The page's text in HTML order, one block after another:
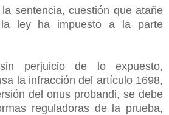
sentencia, cuestión que atañe
ley ha impuesto a la parte
perjuicio de lo expuesto,
la infracción del artículo 1698,
del onus probandi, se debe
reguladoras de la prueba,